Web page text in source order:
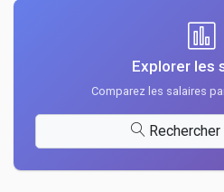
Explorer les
Comparez les salaires